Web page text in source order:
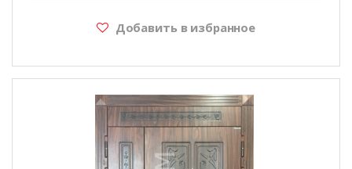
Добавить в избранное